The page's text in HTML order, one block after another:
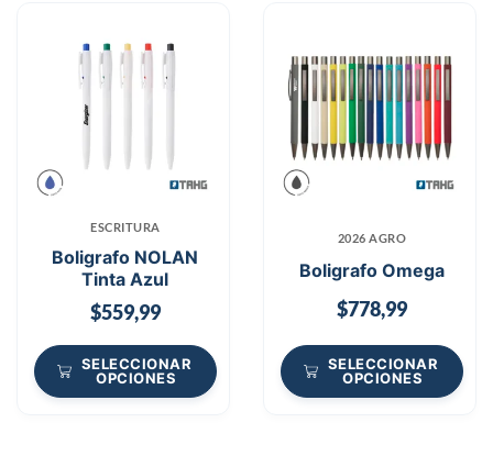
ESCRITURA
Boligrafo NOLAN
Tinta Azul
$559,99
SELECCIONAR
OPCIONES
2026 AGRO
Boligrafo Omega
$778,99
SELECCIONAR
OPCIONES